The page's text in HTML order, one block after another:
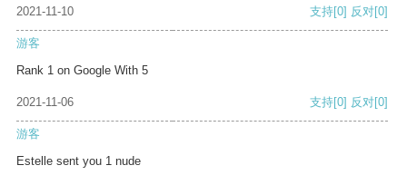
2021-11-10 支持[0] 反对[0]
游客
Rank 1 on Google With 5
2021-11-06 支持[0] 反对[0]
游客
Estelle sent you 1 nude